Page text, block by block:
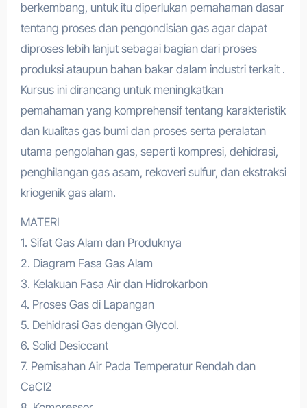
berkembang, untuk itu diperlukan pemahaman dasar
tentang proses dan pengondisian gas agar dapat
diproses lebih lanjut sebagai bagian dari proses
produksi ataupun bahan bakar dalam industri terkait .
Kursus ini dirancang untuk meningkatkan
pemahaman yang komprehensif tentang karakteristik
dan kualitas gas bumi dan proses serta peralatan
utama pengolahan gas, seperti kompresi, dehidrasi,
penghilangan gas asam, rekoveri sulfur, dan ekstraksi
kriogenik gas alam.
MATERI
1. Sifat Gas Alam dan Produknya
2. Diagram Fasa Gas Alam
3. Kelakuan Fasa Air dan Hidrokarbon
4. Proses Gas di Lapangan
5. Dehidrasi Gas dengan Glycol.
6. Solid Desiccant
7. Pemisahan Air Pada Temperatur Rendah dan
CaCl2